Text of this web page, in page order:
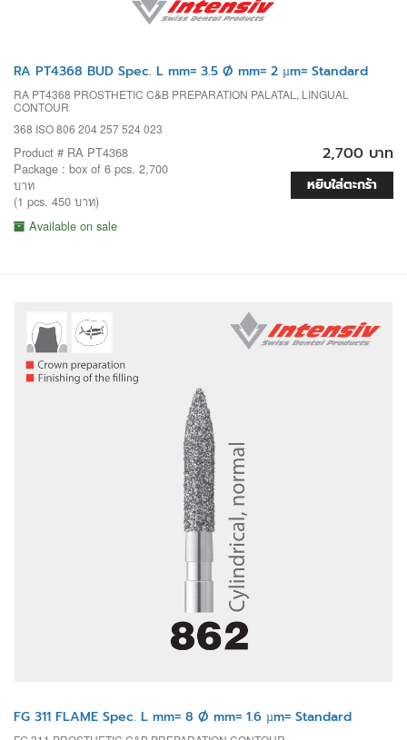
RA PT4368 BUD Spec. L mm= 3.5 Ø mm= 2 µm= Standard
RA PT4368 PROSTHETIC C&B PREPARATION PALATAL, LINGUAL
CONTOUR
368 ISO 806 204 257 524 023
Product # RA PT4368
Package : box of 6 pcs. 2,700
บาท
(1 pcs. 450 บาท)
Available on sale
2,700 บาท
หยิบใส่ตะกร้า
FG 311 FLAME Spec. L mm= 8 Ø mm= 1.6 µm= Standard